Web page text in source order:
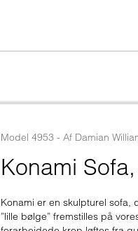
Model 4953 - Af Damian
Konami
Konami er en skulpturel
”lille bølge” fremstilles på